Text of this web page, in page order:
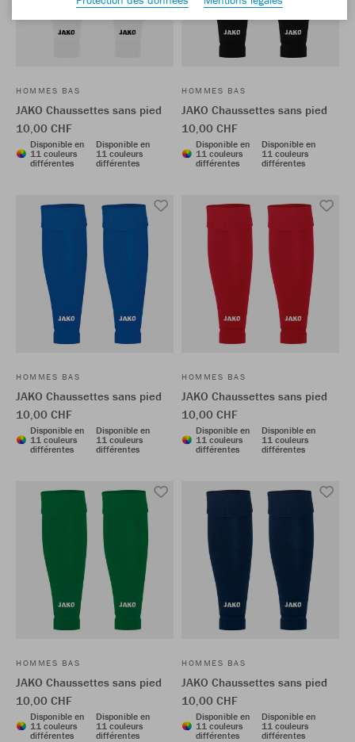
HOMMES BAS
JAKO Chaussettes sans pied
10,00 CHF
Disponible en
11 couleurs
différentes
Disponible en
11 couleurs
différentes
HOMMES BAS
JAKO Chaussettes sans pied
10,00 CHF
Disponible en
11 couleurs
différentes
Disponible en
11 couleurs
différentes
HOMMES BAS
JAKO Chaussettes sans pied
10,00 CHF
Disponible en
11 couleurs
différentes
Disponible en
11 couleurs
différentes
HOMMES BAS
JAKO Chaussettes sans pied
10,00 CHF
Disponible en
11 couleurs
différentes
Disponible en
11 couleurs
différentes
HOMMES BAS
JAKO Chaussettes sans pied
10,00 CHF
Disponible en
11 couleurs
différentes
Disponible en
11 couleurs
différentes
HOMMES BAS
JAKO Chaussettes sans pied
10,00 CHF
Disponible en
11 couleurs
différentes
Disponible en
11 couleurs
différentes